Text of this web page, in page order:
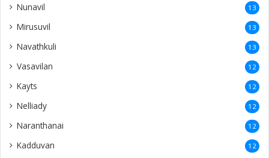
Nunavil 13
Mirusuvil 13
Navathkuli 13
Vasavilan 12
Kayts 12
Nelliady 12
Naranthanai 12
Kadduvan 12